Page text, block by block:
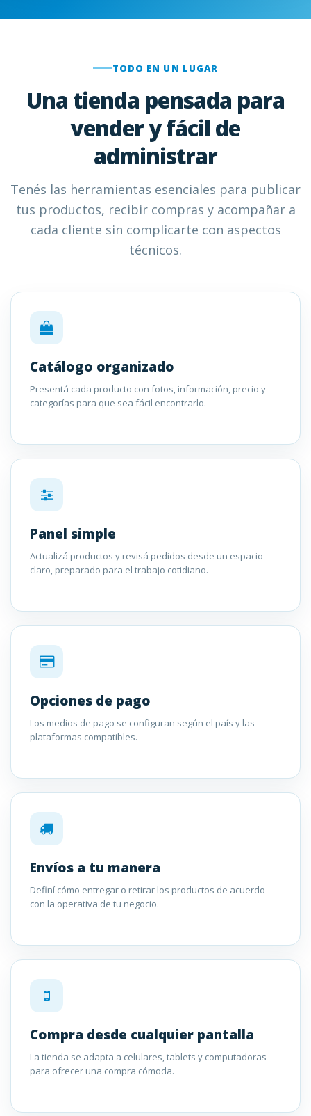
TODO EN UN LUGAR
Una tienda pensada para
vender y fácil de
administrar
Tenés las herramientas esenciales para publicar
tus productos, recibir compras y acompañar a
cada cliente sin complicarte con aspectos
técnicos.
Catálogo organizado
Presentá cada producto con fotos, información, precio y
categorías para que sea fácil encontrarlo.
Panel simple
Actualizá productos y revisá pedidos desde un espacio
claro, preparado para el trabajo cotidiano.
Opciones de pago
Los medios de pago se configuran según el país y las
plataformas compatibles.
Envíos a tu manera
Definí cómo entregar o retirar los productos de acuerdo
con la operativa de tu negocio.
Compra desde cualquier pantalla
La tienda se adapta a celulares, tablets y computadoras
para ofrecer una compra cómoda.